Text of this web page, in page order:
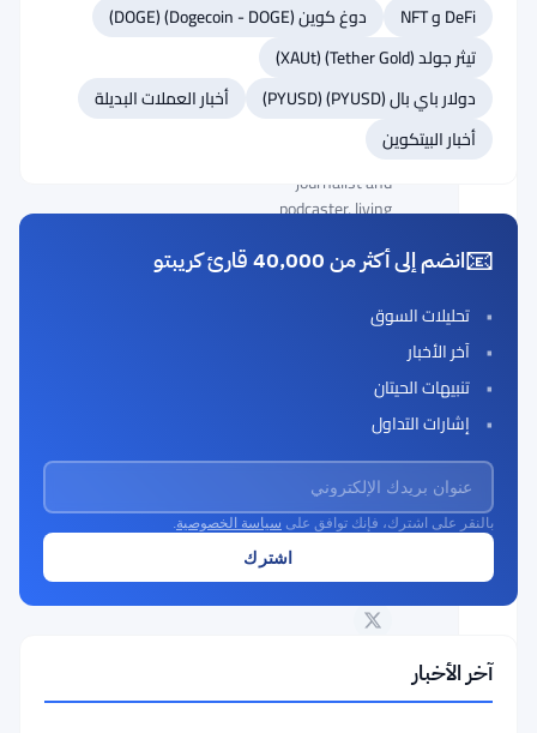
Valenzuela
مساهم·4 مقالات
Joël Valenzuela is a
veteran
independent
journalist and
podcaster, living
cryptocurrency
previously worked
autonomous
organization and
writes and podcasts
for the Digital Cash
Network on the
LBRY decentralized
content platform.
DeFi و NFT
دوغ كوين (Dogecoin - DOGE) (DOGE)
تيثر جولد (Tether Gold) (XAUt)
دولار باي بال (PYUSD) (PYUSD)
أخبار العملات البديلة
أخبار البيتكوين
📧انضم إلى أكثر من 40,000 قارئ كريبتو
تحليلات السوق
آخر الأخبار
تنبيهات الحيتان
إشارات التداول
بالنقر على اشترك، فإنك توافق على سياسة الخصوصية.
آخر الأخبار